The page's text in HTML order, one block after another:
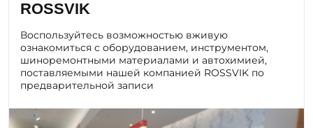
Воспользуйтесь возможностью вживую
шиноремонтными материалами и автохимией,
поставляемыми нашей компанией ROSSVIK по
предварительной записи